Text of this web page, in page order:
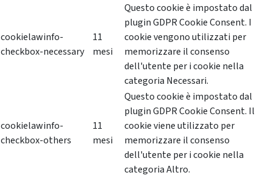
cookielawinfo-
checkbox-necessary
11
mesi
Questo cookie è impostato dal
plugin GDPR Cookie Consent. I
cookie vengono utilizzati per
memorizzare il consenso
dell'utente per i cookie nella
categoria Necessari.
cookielawinfo-
checkbox-others
11
mesi
Questo cookie è impostato dal
plugin GDPR Cookie Consent. Il
cookie viene utilizzato per
memorizzare il consenso
dell'utente per i cookie nella
categoria Altro.